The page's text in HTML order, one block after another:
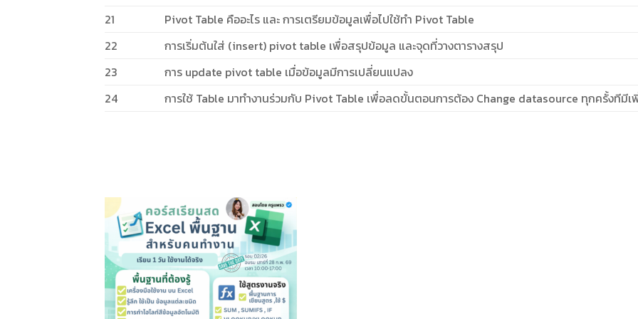
21
Pivot Table คืออะไร และ การเตรียมข้อมูลเพื่อไปใช้ทำ Pivot Table
22
การเริ่มต้นใส่ (insert) pivot table เพื่อสรุปข้อมูล และจุดที่วางตารางสรุป
23
การ update pivot table เมื่อข้อมูลมีการเปลี่ยนแปลง
24
การใช้ Table มาทำงานร่วมกับ Pivot Table เพื่อลดขั้นตอนการต้อง Change datasource ทุกครั้งทีมี